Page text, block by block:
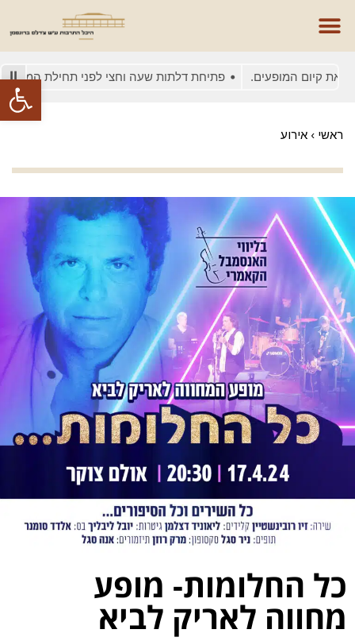
פתח קיום המופעים. פתיחת דלתות שעה וחצי לפני תחילת המופע
ראשי › אירוע
כל החלומות- מופע
מחווה לאריק לביא